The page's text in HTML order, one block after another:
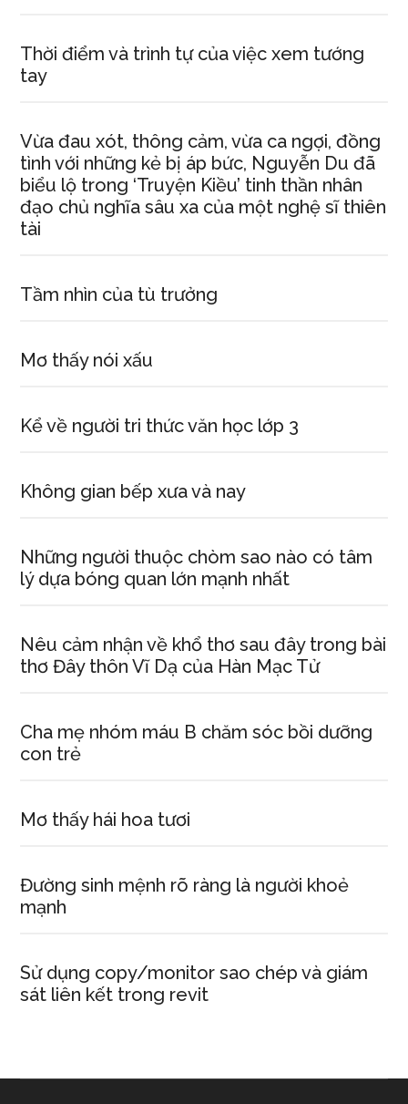
Thời điểm và trình tự của việc xem tướng
tay
Vừa đau xót, thông cảm, vừa ca ngợi, đồng
tình với những kẻ bị áp bức, Nguyễn Du đã
biểu lộ trong ‘Truyện Kiều’ tinh thần nhân
đạo chủ nghĩa sâu xa của một nghệ sĩ thiên
tài
Tầm nhìn của tù trưởng
Mơ thấy nói xấu
Kể về người tri thức văn học lớp 3
Không gian bếp xưa và nay
Những người thuộc chòm sao nào có tâm
lý dựa bóng quan lớn mạnh nhất
Nêu cảm nhận về khổ thơ sau đây trong bài
thơ Đây thôn Vĩ Dạ của Hàn Mạc Tử
Cha mẹ nhóm máu B chăm sóc bồi dưỡng
con trẻ
Mơ thấy hái hoa tươi
Đường sinh mệnh rõ ràng là người khoẻ
mạnh
Sử dụng copy/monitor sao chép và giám
sát liên kết trong revit